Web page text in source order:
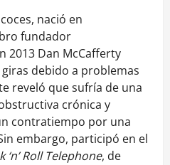
nació en
fundador
2013 Dan McCafferty
debido a problemas
reveló que sufría de una
crónica y
contratiempo por una
embargo, participó en el
‘n’ Roll Telephone, de